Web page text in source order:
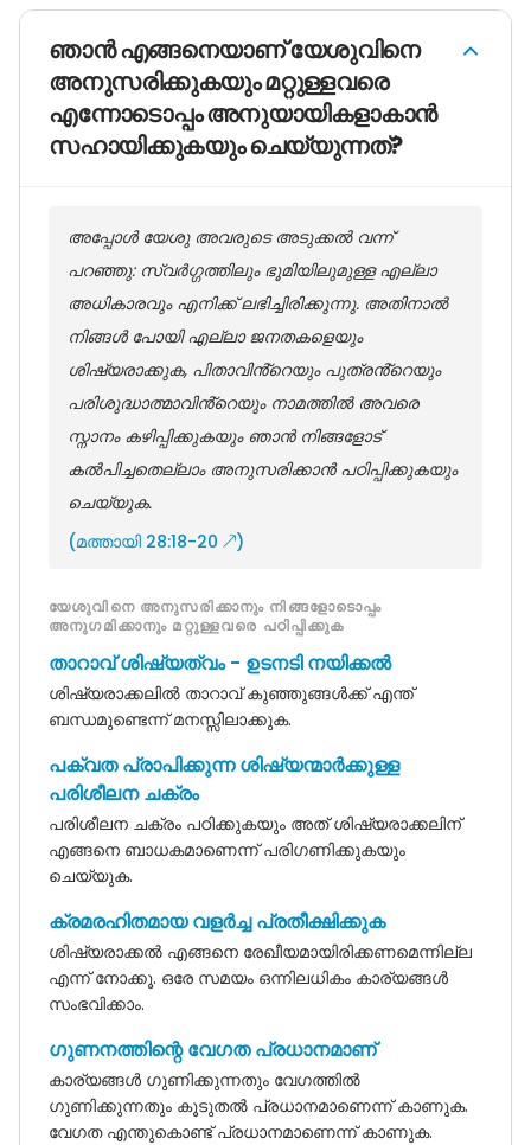
ഞാൻ എങ്ങനെയാണ് യേശുവിനെ
അനുസരിക്കുകയും മറ്റുള്ളവരെ
എന്നോടൊപ്പം അനുയായികളാകാൻ
സഹായിക്കുകയും ചെയ്യുന്നത്?
അപ്പോൾ യേശു അവരുടെ അടുക്കൽ വന്ന്
പറഞ്ഞു: സ്വർഗ്ഗത്തിലും ഭൂമിയിലുമുള്ള എല്ലാ
അധികാരവും എനിക്ക് ലഭിച്ചിരിക്കുന്നു. അതിനാൽ
നിങ്ങൾ പോയി എല്ലാ ജനതകളെയും
ശിഷ്യരാക്കുക, പിതാവിൻ്റെയും പുത്രൻ്റെയും
പരിശുദ്ധാത്മാവിൻ്റെയും നാമത്തിൽ അവരെ
സ്നാനം കഴിപ്പിക്കുകയും ഞാൻ നിങ്ങളോട്
കൽപിച്ചതെല്ലാം അനുസരിക്കാൻ പഠിപ്പിക്കുകയും
ചെയ്യുക.
(മത്തായി 28:18-20 ↗)
യേശുവിനെ അനുസരിക്കാനും നിങ്ങളോടൊപ്പം
അനുഗമിക്കാനും മറ്റുള്ളവരെ പഠിപ്പിക്കുക
താറാവ് ശിഷ്യത്വം - ഉടനടി നയിക്കൽ
ശിഷ്യരാക്കലിൽ താറാവ് കുഞ്ഞുങ്ങൾക്ക് എന്ത്
ബന്ധമുണ്ടെന്ന് മനസ്സിലാക്കുക.
പക്വത പ്രാപിക്കുന്ന ശിഷ്യന്മാർക്കുള്ള
പരിശീലന ചക്രം
പരിശീലന ചക്രം പഠിക്കുകയും അത് ശിഷ്യരാക്കലിന്
എങ്ങനെ ബാധകമാണെന്ന് പരിഗണിക്കുകയും
ചെയ്യുക.
ക്രമരഹിതമായ വളർച്ച പ്രതീക്ഷിക്കുക
ശിഷ്യരാക്കൽ എങ്ങനെ രേഖീയമായിരിക്കണമെന്നില്ല
എന്ന് നോക്കൂ. ഒരേ സമയം ഒന്നിലധികം കാര്യങ്ങൾ
സംഭവിക്കാം.
ഗുണനത്തിന്റെ വേഗത പ്രധാനമാണ്
കാര്യങ്ങൾ ഗുണിക്കുന്നതും വേഗത്തിൽ
ഗുണിക്കുന്നതും കൂടുതൽ പ്രധാനമാണെന്ന് കാണുക.
വേഗത എന്തുകൊണ്ട് പ്രധാനമാണെന്ന് കാണുക.